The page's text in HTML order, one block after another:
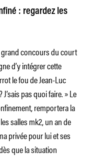
: regardez les
grand concours du court
d’y intégrer cette
le foude Jean-Luc
J’sais pas quoi faire. »Le
remportera la
salles mk2, un an de
privée pour lui et ses
que la situation